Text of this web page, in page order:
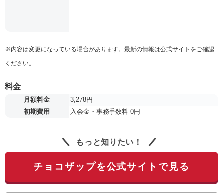
※内容は変更になっている場合があります。最新の情報は公式サイトをご確認
ください。
料金
月額料金
3,278円
初期費用
入会金・事務手数料 0円
もっと知りたい！
チョコザップを公式サイトで見る